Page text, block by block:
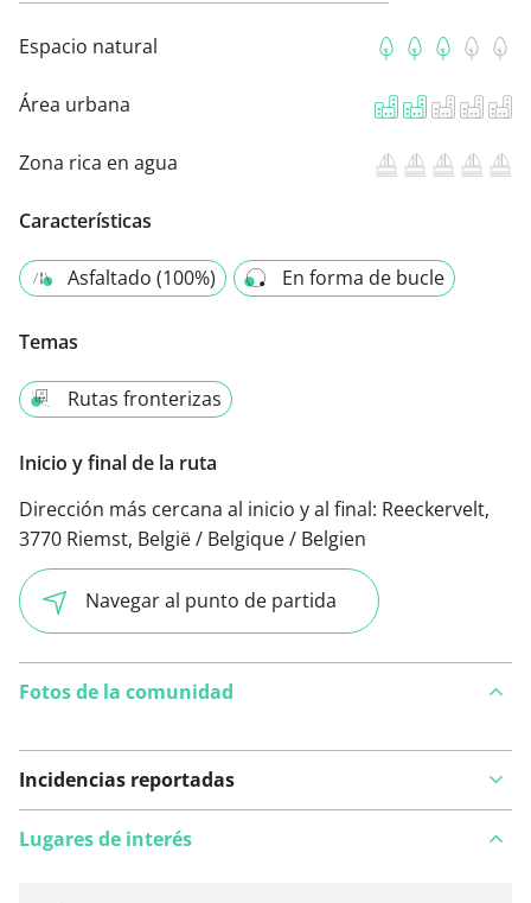
Espacio natural
Área urbana
Zona rica en agua
Características
Asfaltado (100%) En forma de bucle
Temas
Rutas fronterizas
Inicio y final de la ruta
Dirección más cercana al inicio y al final: Reeckervelt,
3770 Riemst, België / Belgique / Belgien
Navegar al punto de partida
Fotos de la comunidad
Incidencias reportadas
Lugares de interés